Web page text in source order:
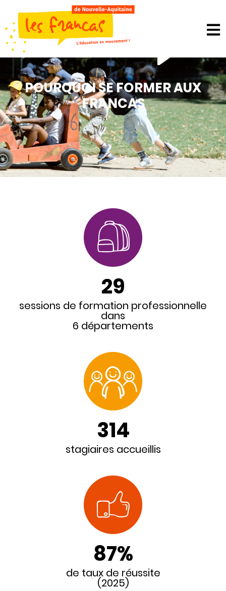
Panneau de gestion des cookies
POURQUOI SE FORMER AUX
FRANCAS
29
sessions de formation professionnelle
dans
6 départements
314
stagiaires accueillis
87%
de taux de réussite
(2025)